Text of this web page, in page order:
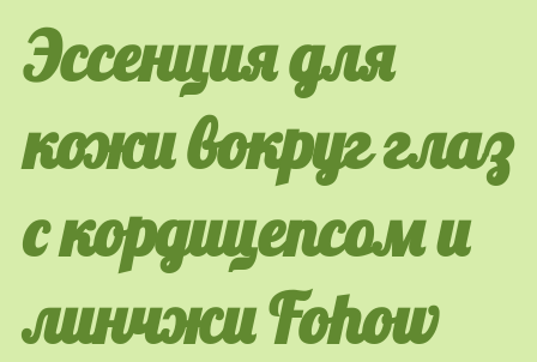
Эссенция для
кожи вокруг глаз
с кордицепсом и
линчжи Fohow